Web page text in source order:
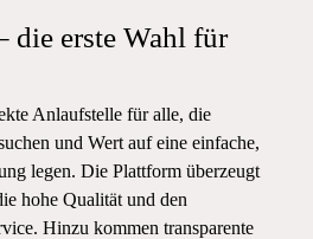
die erste Wahl für
Anlaufstelle für alle, die
und Wert auf eine einfache,
legen. Die Plattform überzeugt
hohe Qualität und den
Hinzu kommen transparente